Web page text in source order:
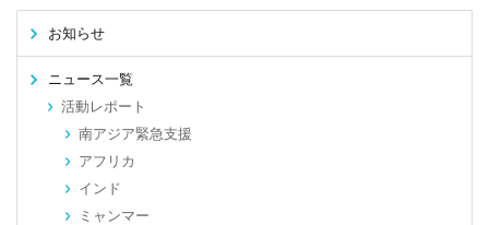
お知らせ
ニュース一覧
活動レポート
南アジア緊急支援
アフリカ
インド
ミャンマー